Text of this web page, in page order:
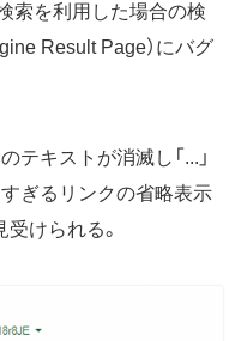
索を利用した場合の検
Result Page）にバグ
テキストが消滅し「...」
ぎるリンクの省略表示
けられる。